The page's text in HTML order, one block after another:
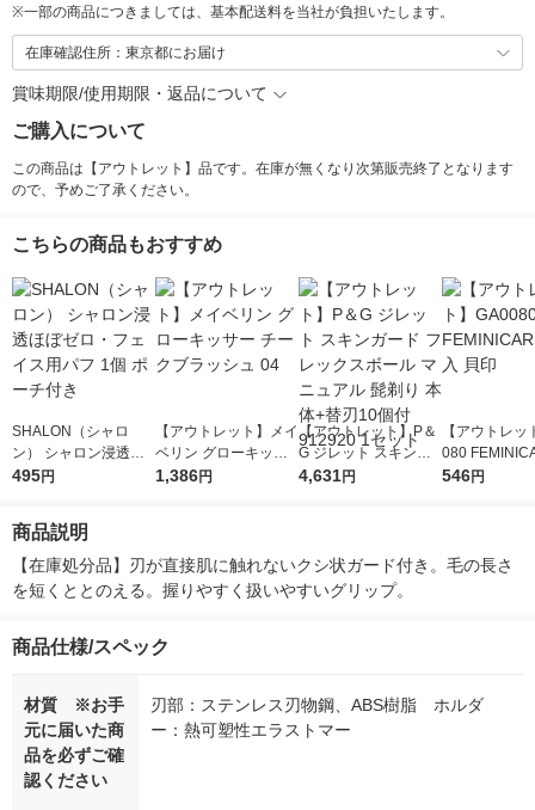
※一部の商品につきましては、基本配送料を当社が負担いたします。
在庫確認住所：東京都にお届け
賞味期限/使用期限・返品について
ご購入について
この商品は【アウトレット】品です。在庫が無くなり次第販売終了となります
ので、予めご了承ください。
こちらの商品もおすすめ
SHALON（シャロ
ン） シャロン浸透ほ
ぼゼロ・フェイス用パ
495円
【アウトレット】メイ
ベリン グローキッサ
ー チークブラッシュ
1,386円
【アウトレット】P＆
G ジレット スキンガ
ード フレックスボー
4,631円
【アウトレッ
080
入 貝印
546円
商品説明
【在庫処分品】刃が直接肌に触れないクシ状ガード付き。毛の長さ
を短くととのえる。握りやすく扱いやすいグリップ。
商品仕様/スペック
材質 ※お手
元に届いた商
品を必ずご確
認ください
刃部：ステンレス刃物鋼、ABS樹脂 ホルダ
ー：熱可塑性エラストマー